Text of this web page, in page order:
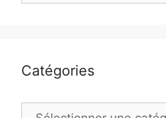
Catégories
Catégories